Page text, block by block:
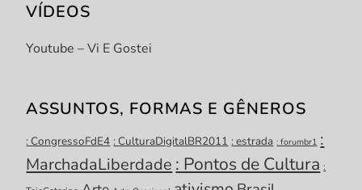
VÍDEOS
Youtube – Vi E Gostei
ASSUNTOS, FORMAS E GÊNEROS
: CongressoFdE4 : CulturaDigitalBR2011 : estrada : forumbr1 :
MarchadaLiberdade : Pontos de Cultura :